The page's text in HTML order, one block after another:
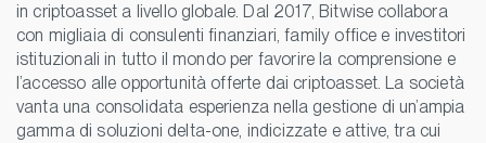
in criptoasset a livello globale. Dal 2017, Bitwise collabora
con migliaia di consulenti finanziari, family office e investitori
istituzionali in tutto il mondo per favorire la comprensione e
l’accesso alle opportunità offerte dai criptoasset. La società
vanta una consolidata esperienza nella gestione di un’ampia
gamma di soluzioni delta-one, indicizzate e attive, tra cui